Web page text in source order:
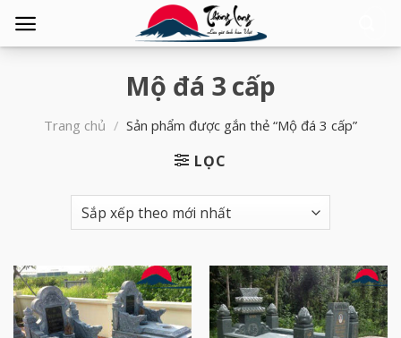
Mộ đá 3 cấp
Trang chủ / Sản phẩm được gắn thẻ “Mộ đá 3 cấp”
LỌC